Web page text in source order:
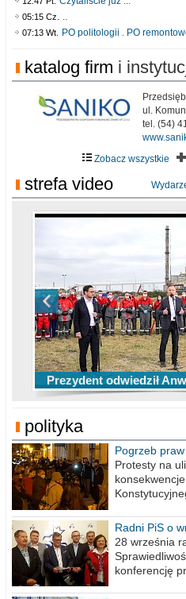
05:15 Cz. ..
07:13 Wt. PO politologii . PO
katalog firm i
ul.
tel. (54)
Zobacz wszystkie
strefa video
Prezydent odwiedził
TOP 10 przechwytów
w EBL w sezonie 2019/
TOP 5 rzutów Anwilu
w sezonie 2019/2020
Ni To Ponk - W oczach
sixf33t .Last Year
Włocławek
XXIII Sesja Rady Miasta
kadencji w dniu
polityka
Pogrzeb
biurem
Protesty na
Radni PiS o
miasta na
28 września
konferencję